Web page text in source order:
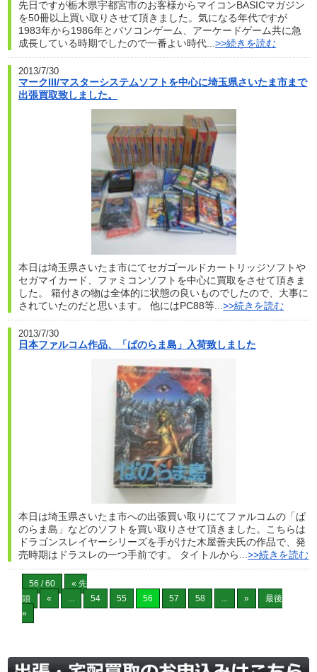
先日ですが栃木県宇都宮市のお客様からマイコンBASICマガジン
を50冊以上買い取りさせて頂きました。気になる年代ですが
1983年から1986年とパソコンゲーム、アーケードゲーム共に急
成長している時期でしたので一番よい時代...>>続きを読む
2013/7/30
マークIII/マスターシステムソフトを中心に埼玉県さいたま市まで
出張買取致しました。
本日は埼玉県さいたま市にてセガゴールドカートリッジソフトや
セガマイカード、ファミコンソフトを中心に買取をさせて頂きま
した。 箱付きの物は全体的に状態の良いものでしたので、大事に
されていたのだと思います。 他にはPC88等...>>続きを読む
2013/7/30
日本ファルコム作品、「ぱのらま島」入荷致しました
本日は埼玉県さいたま市への出張買い取りにてファルコムの「ぱ
のらま島」などのソフトを買い取りさせて頂きました。こちらは
ドラゴンスレイヤーシリーズを手がけた木屋善夫氏の作品で、発
売時期はドラスレの一つ手前です。 タイトルから...>>続きを読む
56 / 60
« 先
頭
« ... 54 55 56 57 58 ... »
最後
»